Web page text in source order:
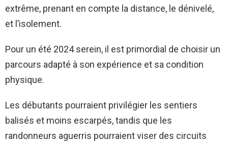
extrême, prenant en compte la distance, le dénivelé,
et l’isolement.
Pour un été 2024 serein, il est primordial de choisir un
parcours adapté à son expérience et sa condition
physique.
Les débutants pourraient privilégier les sentiers
balisés et moins escarpés, tandis que les
randonneurs aguerris pourraient viser des circuits